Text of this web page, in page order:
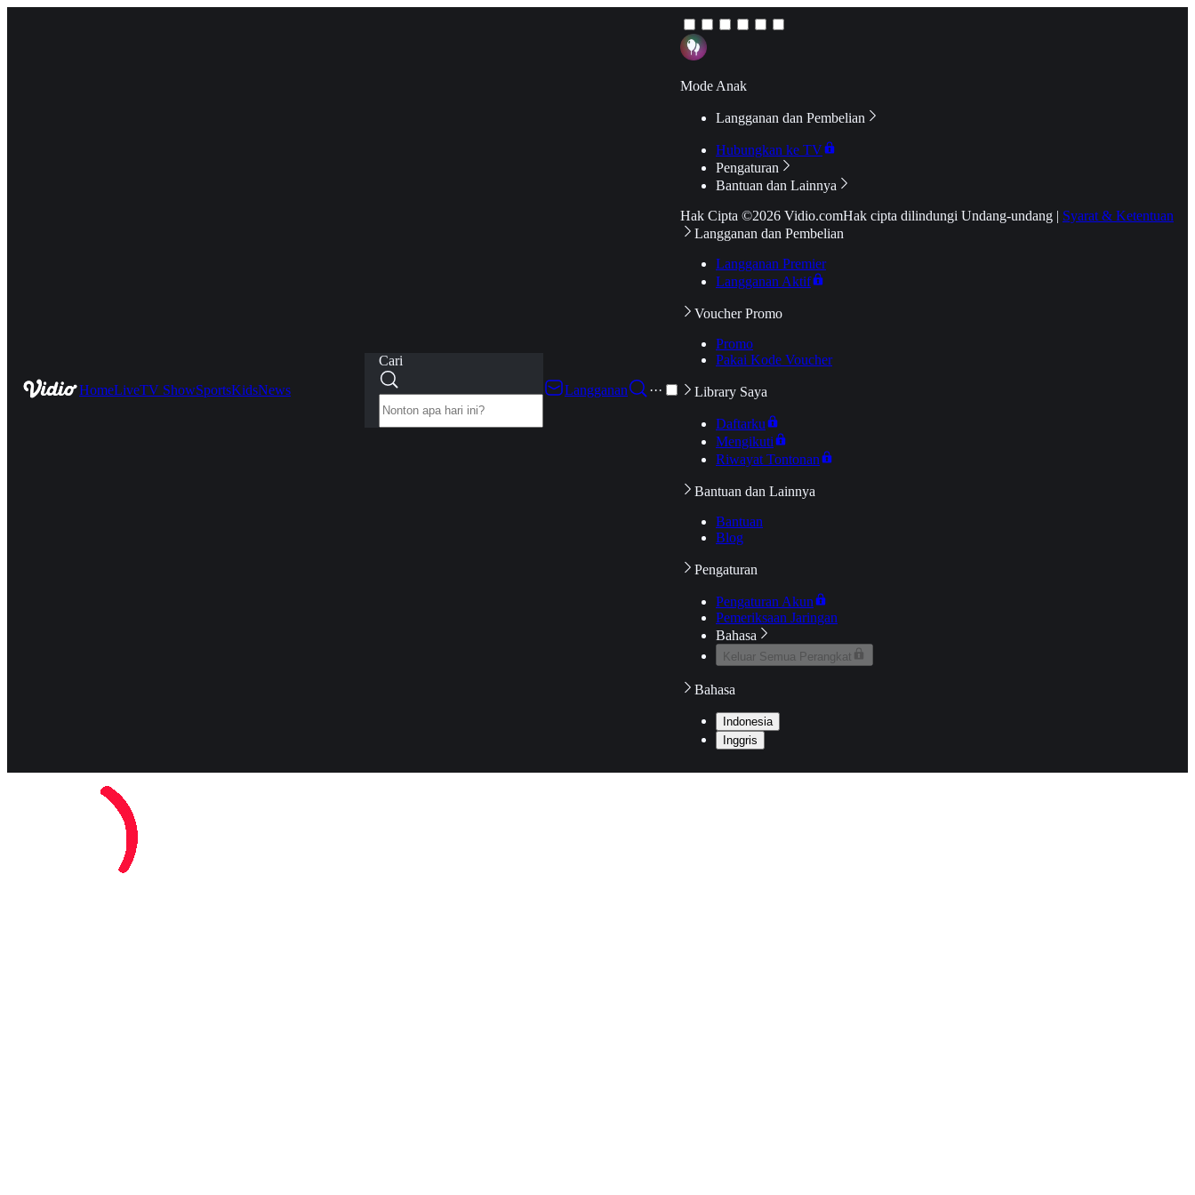
HomeLiveTV ShowSportsKidsNews
Cari
Langganan
···
Mode Anak
Langganan dan Pembelian
Hubungkan ke TV
Pengaturan
Bantuan dan Lainnya
Hak Cipta ©2026 Vidio.comHak cipta dilindungi Undang-undang | Syarat & Ketentuan
Langganan dan Pembelian
Langganan Premier
Langganan Aktif
Voucher Promo
Promo
Pakai Kode Voucher
Library Saya
Daftarku
Mengikuti
Riwayat Tontonan
Bantuan dan Lainnya
Bantuan
Blog
Pengaturan
Pengaturan Akun
Pemeriksaan Jaringan
Bahasa
Keluar Semua Perangkat
Bahasa
Indonesia
Inggris